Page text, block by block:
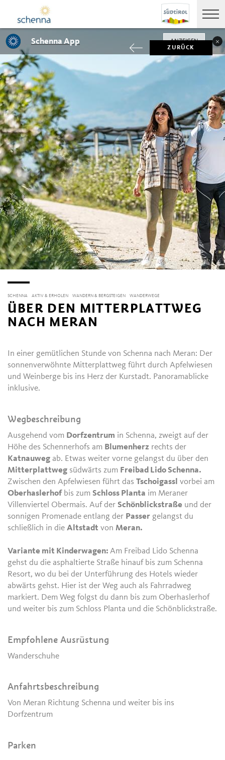
ZURÜCK
SCHENNA AKTIV & ERHOLEN WANDERN & BERGSTEIGEN WANDERWEGE
ÜBER DEN MITTERPLATTWEG
NACH MERAN
In einer gemütlichen Stunde von Schenna nach Meran: Der
sonnenverwöhnte Mitterplattweg führt durch Apfelwiesen
und Weinberge bis ins Herz der Kurstadt. Panoramablicke
inklusive.
Wegbeschreibung
Ausgehend vom Dorfzentrum in Schenna, zweigt auf der
Höhe des Schennerhofs am Blumenherz rechts der
Katnauweg ab. Etwas weiter vorne gelangst du über den
Mitterplattweg südwärts zum Freibad Lido Schenna.
Zwischen den Apfelwiesen führt dasTschoigassl vorbei am
Oberhaslerhofbis zumSchloss Planta im Meraner
Villenviertel Obermais. Auf derSchönblickstraße und der
sonnigen Promenade entlang der Passer gelangst du
schließlich in dieAltstadt vonMeran.
Variante mit Kinderwagen:Am Freibad Lido Schenna
gehst du die asphaltierte Straße hinauf bis zum Schenna
Resort, wo du bei der Unterführung des Hotels wieder
abwärts gehst. Hier ist der Weg auch als Fahrradweg
markiert. Dem Weg folgst du dann bis zum Oberhaslerhof
und weiter bis zum Schloss Planta und die Schönblickstraße.
Empfohlene Ausrüstung
Wanderschuhe
Anfahrtsbeschreibung
Von Meran Richtung Schenna und weiter bis ins
Dorfzentrum
Parken
Schenna App ANZEIGEN